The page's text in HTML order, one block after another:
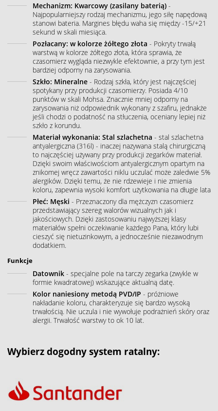
Mechanizm: Kwarcowy (zasilany baterią) -
Najpopularniejszy rodzaj mechanizmu, jego siłę napędową
stanowi bateria. Margines błędu waha się między -15/+21
sekund w skali miesiąca.
Pozłacany: w kolorze żółtego złota - Pokryty trwałą
warstwą w kolorze żółtego złota, która sprawia, że
czasomierz wygląda niezwykle efektownie, a przy tym jest
bardziej odporny na zarysowania.
Szkło: Mineralne - Rodzaj szkła, który jest najczęściej
spotykany przy produkcji czasomierzy. Posiada 4/10
punktów w skali Mohsa. Znacznie mniej odporny na
zarysowania niż odpowiednik wykonany z szafiru, jednakże
jeśli chodzi o podatność na stłuczenia, oceniany lepiej niż
szkło z korundu.
Materiał wykonania: Stal szlachetna - stal szlachetna
antyalergiczna (316l) - inaczej nazywana stalą chirurgiczną
to najczęściej używany przy produkcji zegarków materiał.
Dzięki swoim właściwościom antyalergicznym opartym na
znikomej wręcz zawartości niklu uczulać może zaledwie 5%
alergików. Dzięki temu, że nie rdzewieje i nie zmienia
koloru, zapewnia wysoki komfort użytkowania na długie lata
Płeć: Męski - Przeznaczony dla mężczyzn czasomierz
przedstawiający szereg walorów wizualnych jak i
jakościowych. Dzięki zastosowaniu najwyższej klasy
materiałów spełni oczekiwanie każdego Pana, który lubi
cieszyć się nietuzinkowym, a jednocześnie niezawodnym
dodatkiem.
Funkcje
Datownik - specjalne pole na tarczy zegarka (zwykle w
formie kwadratowej) wskazujące aktualną datę.
Kolor naniesiony metodą PVD/IP - próżniowe
nakładanie koloru, charakteryzuje się bardzo wysoką
trwałością. Nie uczula i nie wywołuje podrażnień skóry oraz
alergii. Trwałość warstwy to ok 10 lat.
Wybierz dogodny system ratalny: